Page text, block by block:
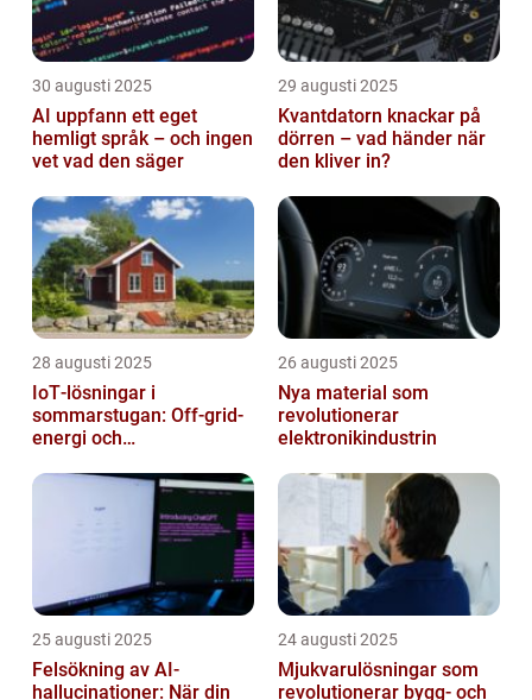
30 augusti 2025
AI uppfann ett eget
hemligt språk – och ingen
vet vad den säger
29 augusti 2025
Kvantdatorn knackar på
dörren – vad händer när
den kliver in?
28 augusti 2025
IoT‑lösningar i
sommarstugan: Off‑grid-
energi och
26 augusti 2025
Nya material som
revolutionerar
elektronikindustrin
25 augusti 2025
Felsökning av AI-
hallucinationer: När din
24 augusti 2025
Mjukvarulösningar som
revolutionerar bygg- och